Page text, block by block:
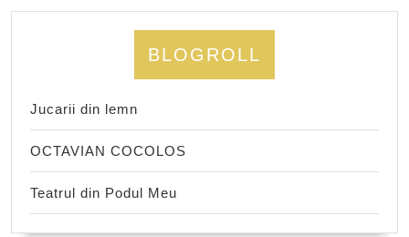
BLOGROLL
Jucarii din lemn
OCTAVIAN COCOLOS
Teatrul din Podul Meu